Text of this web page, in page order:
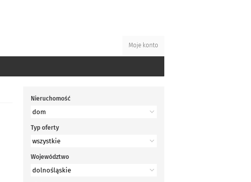
Moje konto
Nieruchomość
Typ oferty
Województwo